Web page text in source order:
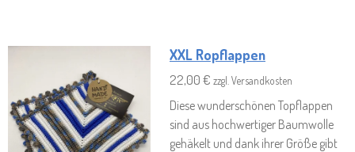
XXL Ropflappen
22,00 € zzgl. Versandkosten
Diese wunderschönen Topflappen
sind aus hochwertiger Baumwolle
gehäkelt und dank ihrer Größe gibt